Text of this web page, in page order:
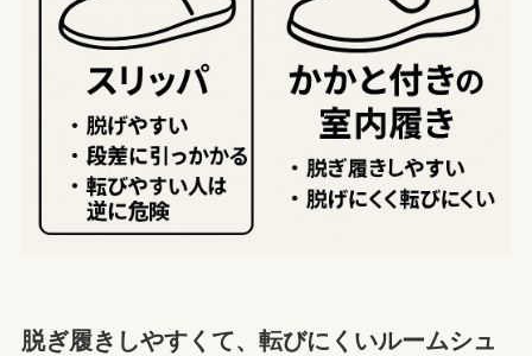
脱ぎ履きしやすくて、転びにくいルームシュ